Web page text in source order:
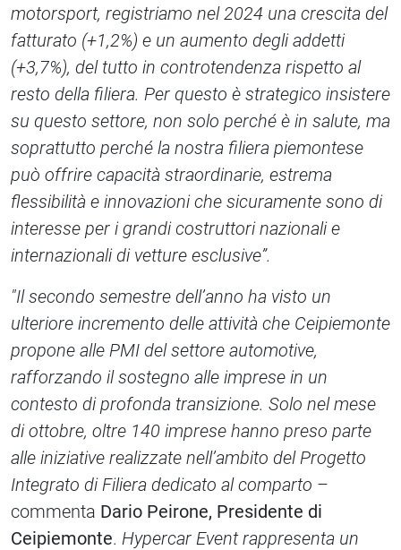
motorsport, registriamo nel 2024 una crescita del
fatturato (+1,2%) e un aumento degli addetti
(+3,7%), del tutto in controtendenza rispetto al
resto della filiera. Per questo è strategico insistere
su questo settore, non solo perché è in salute, ma
soprattutto perché la nostra filiera piemontese
può offrire capacità straordinarie, estrema
flessibilità e innovazioni che sicuramente sono di
interesse per i grandi costruttori nazionali e
internazionali di vetture esclusive”.
"Il secondo semestre dell’anno ha visto un
ulteriore incremento delle attività che Ceipiemonte
propone alle PMI del settore automotive,
rafforzando il sostegno alle imprese in un
contesto di profonda transizione. Solo nel mese
di ottobre, oltre 140 imprese hanno preso parte
alle iniziative realizzate nell’ambito del Progetto
Integrato di Filiera dedicato al comparto –
commenta Dario Peirone, Presidente di
Ceipiemonte. Hypercar Event rappresenta un